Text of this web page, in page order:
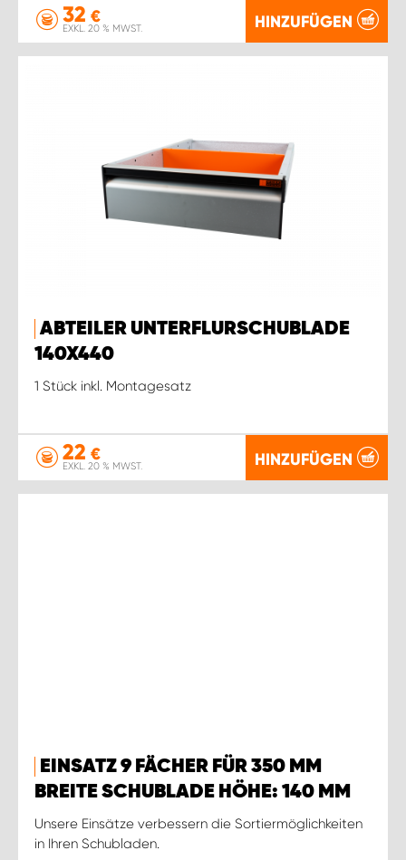
32 €
EXKL. 20 % MWST. HINZUFÜGEN
ABTEILER UNTERFLURSCHUBLADE
140X440
1 Stück inkl. Montagesatz
22 €
EXKL. 20 % MWST. HINZUFÜGEN
EINSATZ 9 FÄCHER FÜR 350 MM
BREITE SCHUBLADE HÖHE: 140 MM
Unsere Einsätze verbessern die Sortiermöglichkeiten
in Ihren Schubladen.